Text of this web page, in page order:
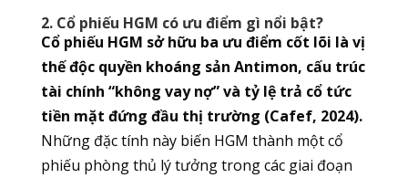
2. Cổ phiếu HGM có ưu điểm gì nổi bật?
Cổ phiếu HGM sở hữu ba ưu điểm cốt lõi là vị
thế độc quyền khoáng sản Antimon, cấu trúc
tài chính “không vay nợ” và tỷ lệ trả cổ tức
tiền mặt đứng đầu thị trường (Cafef, 2024).
Những đặc tính này biến HGM thành một cổ
phiếu phòng thủ lý tưởng trong các giai đoạn